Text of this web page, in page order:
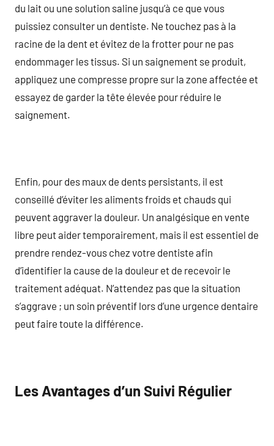
du lait ou une solution saline jusqu’à ce que vous
puissiez consulter un dentiste. Ne touchez pas à la
racine de la dent et évitez de la frotter pour ne pas
endommager les tissus. Si un saignement se produit,
appliquez une compresse propre sur la zone affectée et
essayez de garder la tête élevée pour réduire le
saignement.
Enfin, pour des maux de dents persistants, il est
conseillé d’éviter les aliments froids et chauds qui
peuvent aggraver la douleur. Un analgésique en vente
libre peut aider temporairement, mais il est essentiel de
prendre rendez-vous chez votre dentiste afin
d’identifier la cause de la douleur et de recevoir le
traitement adéquat. N’attendez pas que la situation
s’aggrave ; un soin préventif lors d’une urgence dentaire
peut faire toute la différence.
Les Avantages d’un Suivi Régulier